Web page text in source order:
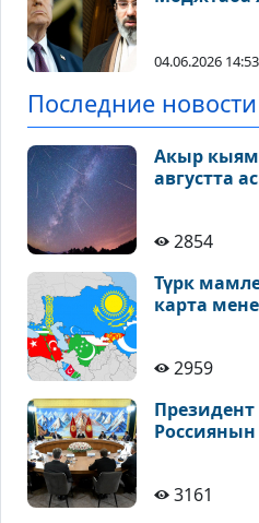
04.06.2026 14:53
Последние новости
Акыр
августта
2854
Түрк
карта
2959
3161